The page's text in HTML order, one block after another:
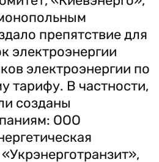
препятствие для
электроэнергии
электроэнергии по
тарифу. В частности,
созданы
ООО